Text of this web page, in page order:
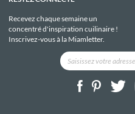
Recevez chaque semaine un
concentré d'inspiration cuilinaire !
Inscrivez-vous à la Miamletter.